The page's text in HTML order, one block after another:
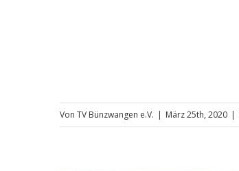
Von TV Bünzwangen e.V. | März 25th, 2020 |